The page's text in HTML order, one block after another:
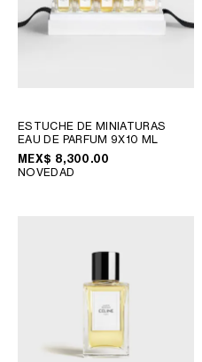
ESTUCHE DE MINIATURAS
EAU DE PARFUM 9X10 ML
MEX$ 8,300.00
NOVEDAD
SUDAMÉRICA
ECUADOR
MÉXICO
PERÚ